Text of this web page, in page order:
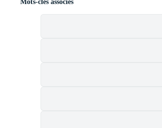
Mots-clés associés